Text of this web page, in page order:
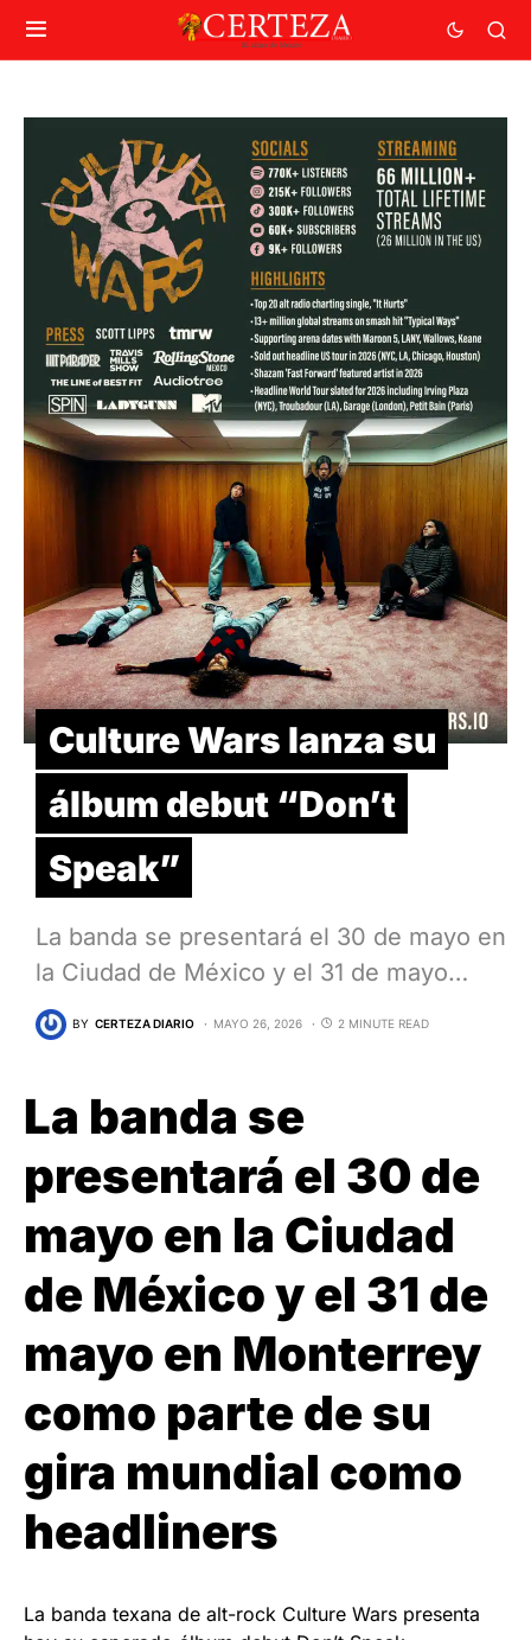
Culture Wars lanza su
álbum debut “Don’t
Speak”
La banda se presentará el 30 de mayo en
la Ciudad de México y el 31 de mayo…
BY CERTEZA DIARIO MAYO 26, 2026 2 MINUTE READ
La banda se
presentará el 30 de
mayo en la Ciudad
de México y el 31 de
mayo en Monterrey
como parte de su
gira mundial como
headliners
La banda texana de alt-rock Culture Wars presenta